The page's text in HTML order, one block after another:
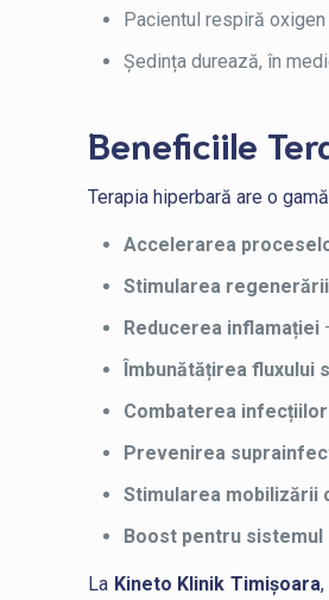
Pacientul respiră
Ședința durează, în
Beneficiile
Terapia hiperbară are o
Accelerarea
Stimularea
Reducerea inflamației
Îmbunătățirea fluxului
Combaterea infecțiilor
Prevenirea
Stimularea
Boost pentru
La Kineto Klinik Timișoara